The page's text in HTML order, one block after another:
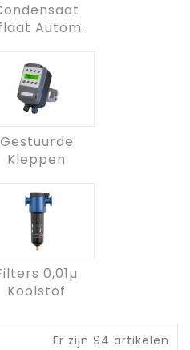
Autom.
Gestuurde
Kleppen
0,01µ
Koolstof
Er zijn 94 artikelen